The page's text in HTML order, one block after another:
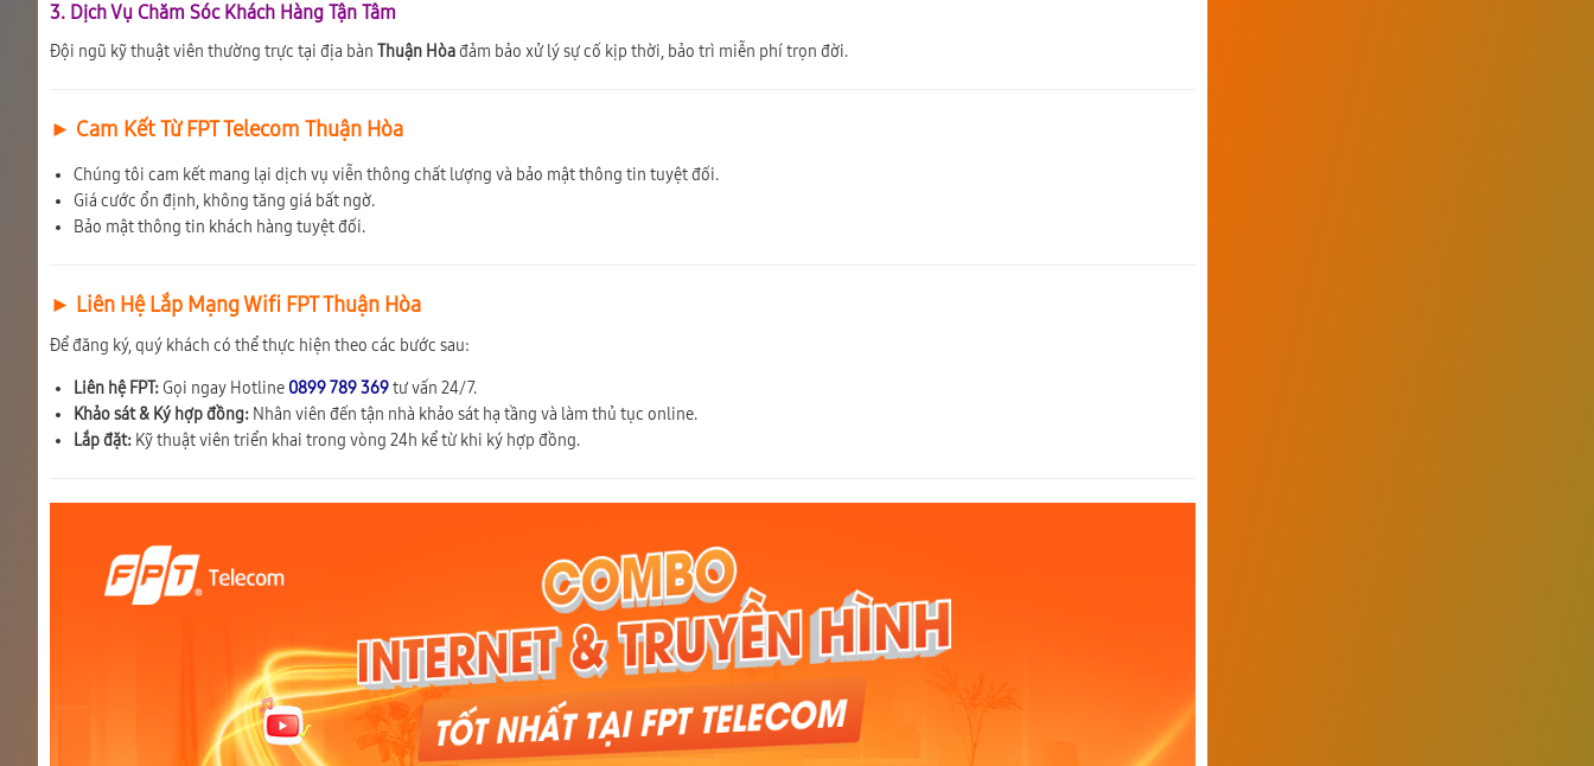
3. Dịch Vụ Chăm Sóc Khách Hàng Tận Tâm
Đội ngũ kỹ thuật viên thường trực tại địa bàn Thuận Hòađảm bảo xử lý sự cố kịp thời, bảo trì miễn phí trọn đời.
► Cam Kết Từ FPT Telecom Thuận Hòa
Chúng tôi cam kết mang lại dịch vụ viễn thông chất lượng và bảo mật thông tin tuyệt đối.
Giá cước ổn định, không tăng giá bất ngờ.
Bảo mật thông tin khách hàng tuyệt đối.
► Liên Hệ Lắp Mạng Wifi FPT Thuận Hòa
Để đăng ký, quý khách có thể thực hiện theo các bước sau:
Liên hệ FPT: Gọi ngay Hotline 0899 789 369tư vấn 24/7.
Khảo sát & Ký hợp đồng: Nhân viên đến tận nhà khảo sát hạ tầng và làm thủ tục online.
Lắp đặt: Kỹ thuật viên triển khai trong vòng 24h kể từ khi ký hợp đồng.